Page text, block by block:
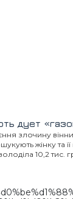
дует
злочину
жінку та
10,2 тис.